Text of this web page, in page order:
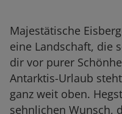
Majestätische
eine Landschaft, die
dir vor purer
Antarktis-Urlaub
ganz weit oben.
sehnlichen Wunsch,